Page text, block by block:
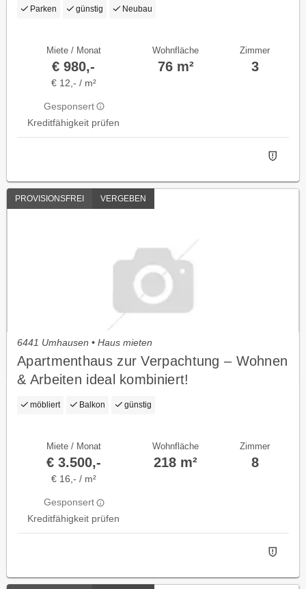
Parken günstig Neubau
Miete / Monat
€ 980,-
€ 12,- / m²
Gesponsert
Kreditfähigkeit prüfen
Wohnfläche
76 m²
Zimmer
3
PROVISIONSFREI VERGEBEN
6441 Umhausen • Haus mieten
Apartmenthaus zur Verpachtung – Wohnen
& Arbeiten ideal kombiniert!
möbliert Balkon günstig
Miete / Monat
€ 3.500,-
€ 16,- / m²
Gesponsert
Kreditfähigkeit prüfen
Wohnfläche
218 m²
Zimmer
8